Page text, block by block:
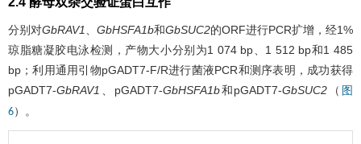
分别对GbRAV1 GbHSFA1b和GbSUC2的ORF进行PCR扩增，经1%
琼脂糖凝胶电泳检测，产物大小分别为1 074 bp、1 512 bp和1 485
bp；利用通用引物pGADT7-F/R进行菌液PCR和测序表明，成功获得
pGADT7-GbRAV1 、pGADT7-GbHSFA1b和pGADT7-GbSUC2 （ 图
6）。